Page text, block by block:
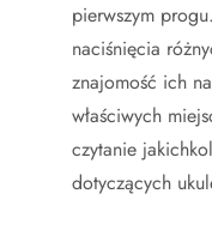
pierwszym
naciśnięcia
znajomość ich
właściwych
czytanie
dotyczących